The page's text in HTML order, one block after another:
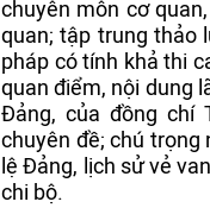
chuyên môn cơ
quan; tập trung thảo
pháp có tính khả thi
quan điểm, nội dung
Đảng, của đồng chí
chuyên đề; chú trọng
lệ Đảng, lịch sử vẻ
chi bộ.